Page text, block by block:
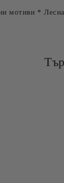
мотиви *